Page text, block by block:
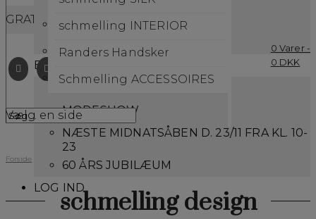
GRATIS FORSENDELSE VED KØB OVER 399,-
FAMILIEN SCHMELLING
EVENTS & PRESSE
NY PELSKOLLEKTION
MODESHOW
NÆSTE MIDNATSÅBEN D. 23/11 FRA KL. 10-
23
60 ÅRS JUBILÆUM
LOG IND
schmelling INTERIOR
Randers Handsker
Schmelling ACCESSOIRES
Vælg en side
0 Varer -
0 DKK
Forside / Varer tagged “schmelling design”
schmelling design